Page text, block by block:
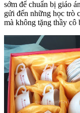
sớm để chuẩn bị giáo
gửi đến những học trò
mà không tặng thầy cô